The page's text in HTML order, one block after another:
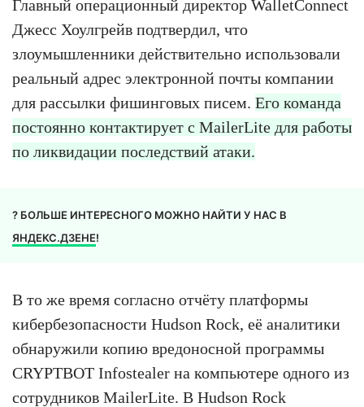
Главный операционный директор WalletConnect
Джесс Хоулгрейв подтвердил, что
злоумышленники действительно использовали
реальный адрес электронной почты компании
для рассылки фишинговых писем. Его команда
постоянно контактирует с MailerLite для работы
по ликвидации последствий атаки.
? БОЛЬШЕ ИНТЕРЕСНОГО МОЖНО НАЙТИ У НАС В
ЯНДЕКС.ДЗЕНЕ!
В то же время согласно отчёту платформы
кибербезопасности Hudson Rock, её аналитики
обнаружили копию вредоносной программы
CRYPTBOT Infostealer на компьютере одного из
сотрудников MailerLite. В Hudson Rock